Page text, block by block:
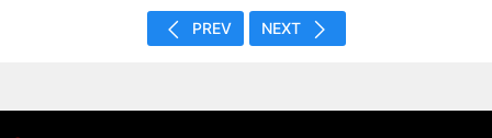
PREV NEXT